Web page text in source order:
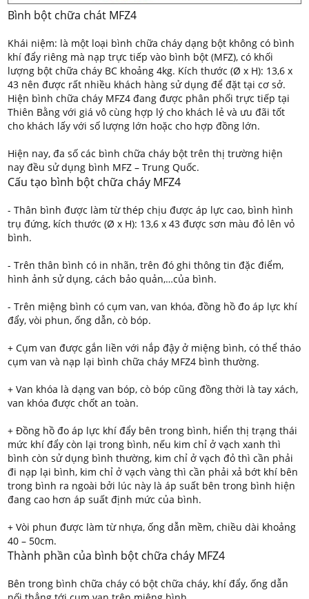
Bình bột chữa chát MFZ4
Khái niệm: là một loại bình chữa cháy dạng bột không có bình
khí đẩy riêng mà nạp trực tiếp vào bình bột (MFZ), có khối
lượng bột chữa cháy BC khoảng 4kg. Kích thước (Ø x H): 13,6 x
43 nên được rất nhiều khách hàng sử dụng để đặt tại cơ sở.
Hiện bình chữa cháy MFZ4 đang được phân phối trực tiếp tại
Thiên Bằng với giá vô cùng hợp lý cho khách lẻ và ưu đãi tốt
cho khách lấy với số lượng lớn hoặc cho hợp đồng lớn.
Hiện nay, đa số các bình chữa cháy bột trên thị trường hiện
nay đều sử dụng bình MFZ – Trung Quốc.
Cấu tạo bình bột chữa cháy MFZ4
- Thân bình được làm từ thép chịu được áp lực cao, bình hình
trụ đứng, kích thước (Ø x H): 13,6 x 43 được sơn màu đỏ lên vỏ
bình.
- Trên thân bình có in nhãn, trên đó ghi thông tin đặc điểm,
hình ảnh sử dụng, cách bảo quản,…của bình.
- Trên miệng bình có cụm van, van khóa, đồng hồ đo áp lực khí
đẩy, vòi phun, ống dẫn, cò bóp.
+ Cụm van được gắn liền với nắp đậy ở miệng bình, có thể tháo
cụm van và nạp lại bình chữa cháy MFZ4 bình thường.
+ Van khóa là dạng van bóp, cò bóp cũng đồng thời là tay xách,
van khóa được chốt an toàn.
+ Đồng hồ đo áp lực khí đẩy bên trong bình, hiển thị trạng thái
mức khí đẩy còn lại trong bình, nếu kim chỉ ở vạch xanh thì
bình còn sử dụng bình thường, kim chỉ ở vạch đỏ thì cần phải
đi nạp lại bình, kim chỉ ở vạch vàng thì cần phải xả bớt khí bên
trong bình ra ngoài bởi lúc này là áp suất bên trong bình hiện
đang cao hơn áp suất định mức của bình.
+ Vòi phun được làm từ nhựa, ống dẫn mềm, chiều dài khoảng
40 – 50cm.
Thành phần của bình bột chữa cháy MFZ4
Bên trong bình chữa cháy có bột chữa cháy, khí đẩy, ống dẫn